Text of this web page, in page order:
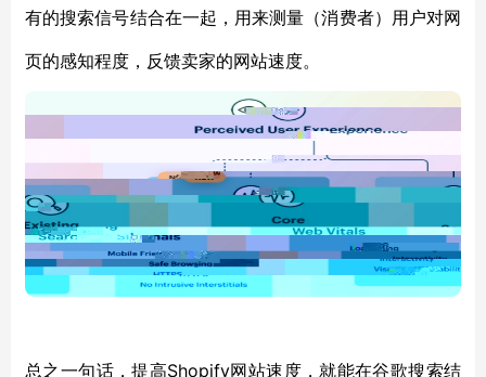
有的搜索信号结合在一起，用来测量（消费者）用户对网
页的感知程度，反馈卖家的网站速度。
总之一句话，提高Shopify网站速度，就能在谷歌搜索结